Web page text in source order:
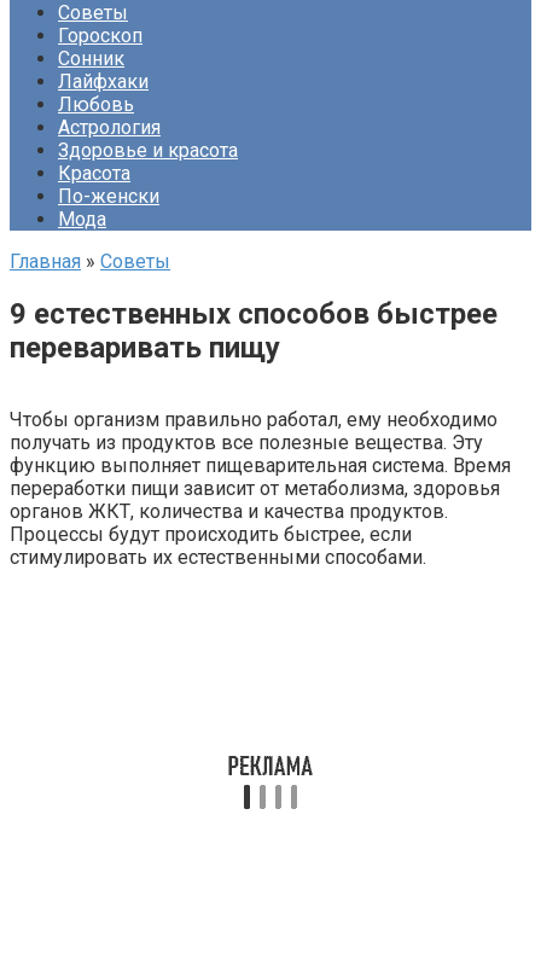
Советы
Гороскоп
Сонник
Лайфхаки
Любовь
Астрология
Здоровье и красота
Красота
По-женски
Мода
Главная » Советы
9 естественных способов быстрее
переваривать пищу
Чтобы организм правильно работал, ему необходимо
получать из продуктов все полезные вещества. Эту
функцию выполняет пищеварительная система. Время
переработки пищи зависит от метаболизма, здоровья
органов ЖКТ, количества и качества продуктов.
Процессы будут происходить быстрее, если
стимулировать их естественными способами.